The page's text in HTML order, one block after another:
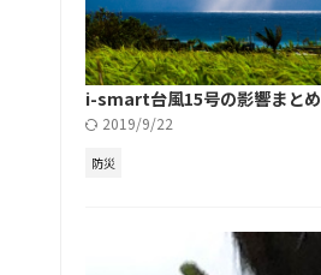
i-smart台風15号の影響まとめ
2019/9/22
防災